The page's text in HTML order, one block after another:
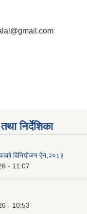
निर्देशिका
विनियोजन ऐन,२०८३
- 11:07
- 10:53